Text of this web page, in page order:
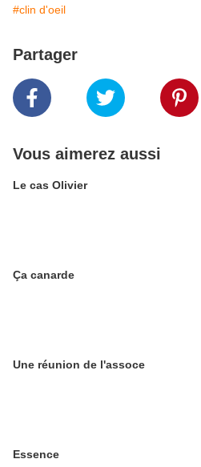
#clin d'oeil
Partager
Vous aimerez aussi
Le cas Olivier
Ça canarde
Une réunion de l'assoce
Essence